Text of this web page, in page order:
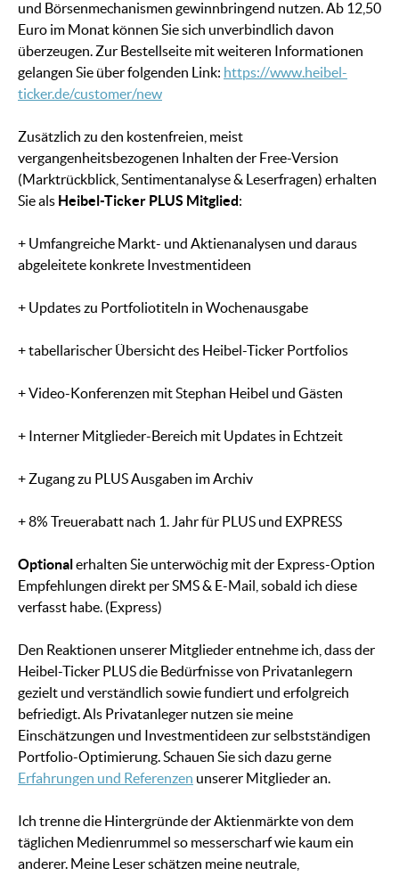
und Börsenmechanismen gewinnbringend nutzen. Ab 12,50
Euro im Monat können Sie sich unverbindlich davon
überzeugen. Zur Bestellseite mit weiteren Informationen
gelangen Sie über folgenden Link: https://www.heibel-
ticker.de/customer/new
Zusätzlich zu den kostenfreien, meist
vergangenheitsbezogenen Inhalten der Free-Version
(Marktrückblick, Sentimentanalyse & Leserfragen) erhalten
Sie als Heibel-Ticker PLUS Mitglied:
+ Umfangreiche Markt- und Aktienanalysen und daraus
abgeleitete konkrete Investmentideen
+ Updates zu Portfoliotiteln in Wochenausgabe
+ tabellarischer Übersicht des Heibel-Ticker Portfolios
+ Video-Konferenzen mit Stephan Heibel und Gästen
+ Interner Mitglieder-Bereich mit Updates in Echtzeit
+ Zugang zu PLUS Ausgaben im Archiv
+ 8% Treuerabatt nach 1. Jahr für PLUS und EXPRESS
Optionalerhalten Sie unterwöchig mit der Express-Option
Empfehlungen direkt per SMS & E-Mail, sobald ich diese
verfasst habe. (Express)
Den Reaktionen unserer Mitglieder entnehme ich, dass der
Heibel-Ticker PLUS die Bedürfnisse von Privatanlegern
gezielt und verständlich sowie fundiert und erfolgreich
befriedigt. Als Privatanleger nutzen sie meine
Einschätzungen und Investmentideen zur selbstständigen
Portfolio-Optimierung. Schauen Sie sich dazu gerne
Erfahrungen und Referenzen unserer Mitglieder an.
Ich trenne die Hintergründe der Aktienmärkte von dem
täglichen Medienrummel so messerscharf wie kaum ein
anderer. Meine Leser schätzen meine neutrale,